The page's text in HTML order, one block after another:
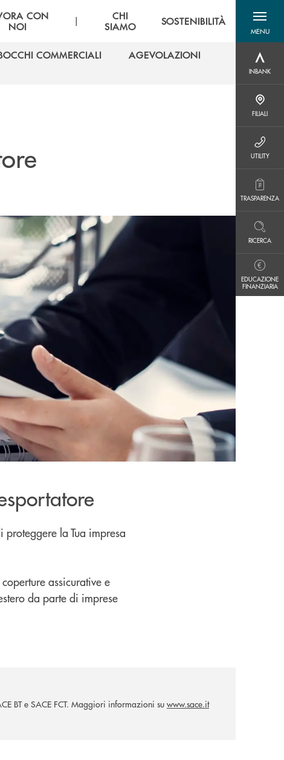
CON
NOI
|
CHI
SIAMO
SOSTENIBILITÀ
MENU
menu
INBANK
INBANK
FILIALI
UTILITY
TRASPARENZA
RICERCA
EDUCAZIONE
FINANZIARIA
EDUCAZIONE FINANZIARIA
COMMERCIALI
AGEVOLAZIONI
proteggere la Tua impresa
assicurative e
da parte di imprese
BT e SACE FCT. Maggiori informazioni su www.sace.it